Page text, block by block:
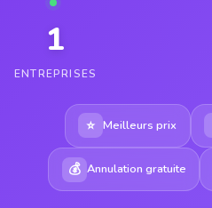
1
ENTREPRISES
⭐ Meilleurs prix
💰 Annulation gratuite